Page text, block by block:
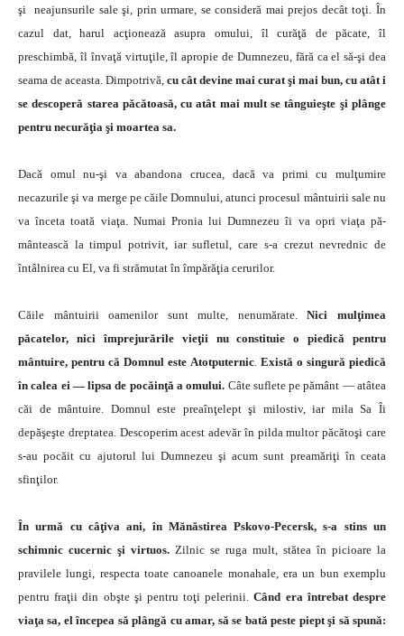
şi neajunsurile sale şi, prin urmare, se consideră mai prejos decât toţi. În
cazul dat, harul acţionează asupra omu­lui, îl curăţă de păcate, îl
preschimbă, îl învaţă virtuţile, îl apropie de Dumnezeu, fără ca el să-şi dea
seama de aceasta. Dimpotrivă, cu cât devine mai curat şi mai bun, cu atât i
se descoperă starea păcătoasă, cu atât mai mult se tânguieşte şi plânge
pentru necurăţia şi moartea sa.
Dacă omul nu-şi va abandona crucea, dacă va pri­mi cu mulţumire
necazurile şi va merge pe căile Dom­nului, atunci procesul mântuirii sale nu
va înceta toată viaţa. Numai Pronia lui Dumnezeu îi va opri viaţa pă­
mântească la timpul potrivit, iar sufletul, care s-a crezut nevrednic de
întâlnirea cu El, va fi strămutat în împă­răţia cerurilor.
Căile mântuirii oamenilor sunt multe, nenumărate.Nici mulţimea
păcatelor, nici împrejurările vieţii nu constituie o piedică pentru
mântuire, pentru că Domnul es­te Atotputernic. Există o singură piedică
în calea ei — lip­sa de pocăinţă a omului. Câte suflete pe pământ — atâtea
căi de mântuire. Domnul este preaînţelept şi milostiv, iar mila Sa Îi
depăşeşte dreptatea. Descoperim acest adevăr în pilda multor păcătoşi care
s-au pocăit cu ajutorul lui Dumnezeu şi acum sunt preamăriţi în ceata
sfinţilor.
În urmă cu câţiva ani, în Mănăstirea Pskovo-Pecersk, s-a stins un
schimnic cucernic şi virtuos. Zilnic se ruga mult, stătea în picioare la
pravilele lungi, respecta toate canoanele monahale, era un bun exemplu
pentru fra­ţii din obşte şi pentru toţi pelerinii. Când era întrebat despre
viaţa sa, el începea să plângă cu amar, să se bată peste piept şi să spună: